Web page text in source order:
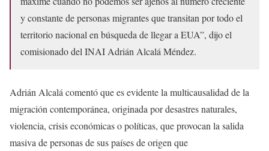
y constante de personas migrantes que transitan por todo el
territorio nacional en búsqueda de llegar a EUA”, dijo el
comisionado del INAI Adrián Alcalá Méndez.
Adrián Alcalá comentó que es evidente la multicausalidad de la
migración contemporánea, originada por desastres naturales,
violencia, crisis económicas o políticas, que provocan la salida
masiva de personas de sus países de origen que